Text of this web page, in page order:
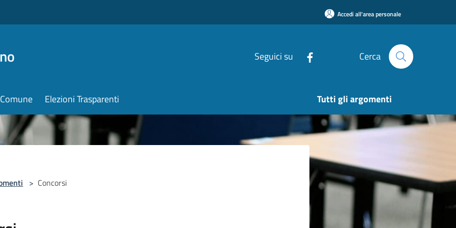
Accedi all'area personale
Seguici su Cerca
Elezioni Trasparenti Tutti gli argomenti
> Concorsi